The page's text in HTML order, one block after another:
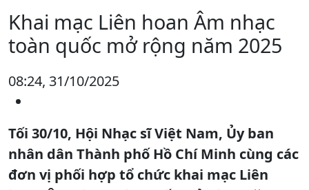
Khai mạc Liên hoan Âm nhạc
toàn quốc mở rộng năm 2025
08:24, 31/10/2025
Tối 30/10, Hội Nhạc sĩ Việt Nam, Ủy ban
nhân dân Thành phố Hồ Chí Minh cùng các
đơn vị phối hợp tổ chức khai mạc Liên